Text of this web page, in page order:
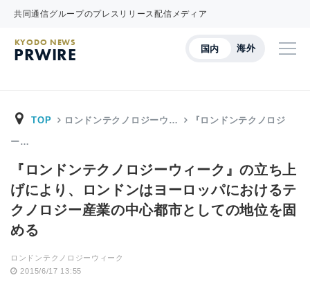
共同通信グループのプレスリリース配信メディア
国内 海外
KYODO NEWS
PRWIRE
TOP ロンドンテクノロジーウ… 『ロンドンテクノロジ
ー…
『ロンドンテクノロジーウィーク』の立ち上
げにより、ロンドンはヨーロッパにおけるテ
クノロジー産業の中心都市としての地位を固
める
ロンドンテクノロジーウィーク
2015/6/17 13:55